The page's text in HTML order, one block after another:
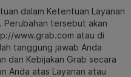
dalam Ketentuan Layanan
Perubahan tersebut akan
www.grab.com atau di
tanggung jawab Anda
dan Kebijakan Grab secara
Anda atas Layanan atau